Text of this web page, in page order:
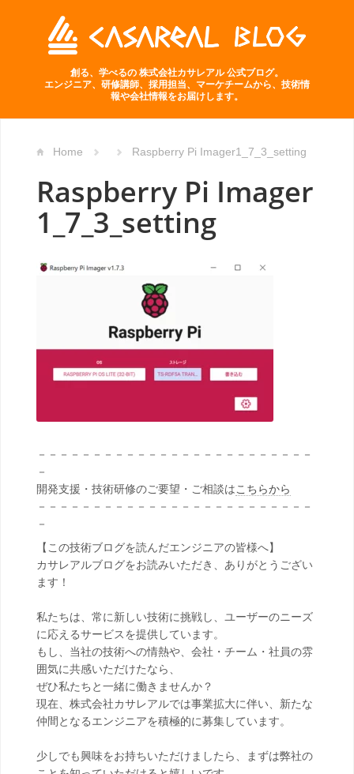
創る、学べるの 株式会社カサレアル 公式ブログ。
エンジニア、研修講師、採用担当、マーケチームから、技術情
報や会社情報をお届けします。
Home Raspberry Pi Imager1_7_3_setting
Raspberry Pi Imager
1_7_3_setting
－－－－－－－－－－－－－－－－－－－－－－－－－
－
開発支援・技術研修のご要望・ご相談はこちらから
－－－－－－－－－－－－－－－－－－－－－－－－－
－
【この技術ブログを読んだエンジニアの皆様へ】
カサレアルブログをお読みいただき、ありがとうござい
ます！
私たちは、常に新しい技術に挑戦し、ユーザーのニーズ
に応えるサービスを提供しています。
もし、当社の技術への情熱や、会社・チーム・社員の雰
囲気に共感いただけたなら、
ぜひ私たちと一緒に働きませんか？
現在、株式会社カサレアルでは事業拡大に伴い、新たな
仲間となるエンジニアを積極的に募集しています。
少しでも興味をお持ちいただけましたら、まずは弊社の